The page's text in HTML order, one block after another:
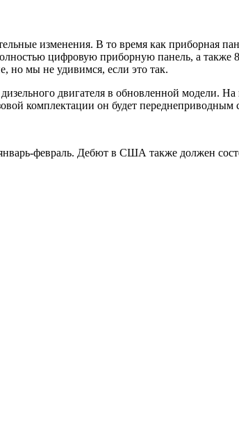
изменения. В то время как приборная
цифровую приборную панель, а
но мы не удивимся, если это так.
двигателя в обновленной модели.
комплектации он будет переднеприводным
февраль. Дебют в США также должен